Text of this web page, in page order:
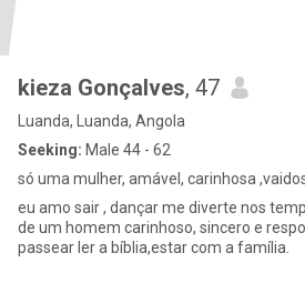
kieza Gonçalves, 47
Luanda, Luanda, Angola
Seeking: Male 44 - 62
só uma mulher, amável, carinhosa
eu amo sair , dançar me diverte nos
de um homem carinhoso, sincero e
passear ler a bíblia,estar com a família.